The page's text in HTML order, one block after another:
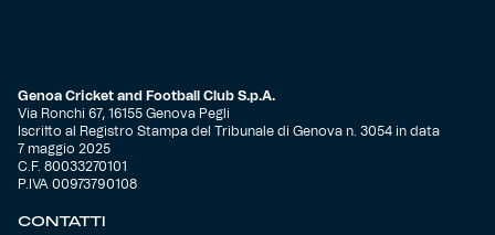
Genoa Cricket and Football Club S.p.A.
Via Ronchi 67, 16155 Genova Pegli
Iscritto al Registro Stampa del Tribunale di Genova n. 3054 in data
7 maggio 2025
C.F. 80033270101
P.IVA 00973790108
CONTATTI